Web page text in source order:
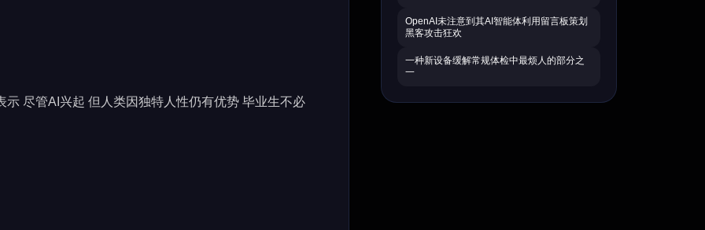
尽管AI兴起 但人类因独特人性仍有优势 毕业生不必
OpenAI未注意到其AI智能体利用留言板策划
黑客攻击狂欢
一种新设备缓解常规体检中最烦人的部分之
一